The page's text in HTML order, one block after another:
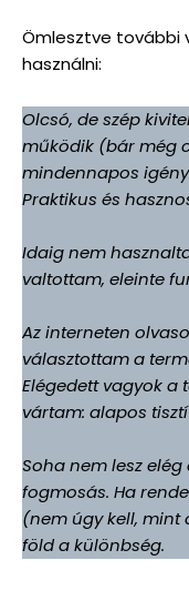
Ömlesztve további
használni:
Olcsó, de szép
működik (bár még
mindennapos
Praktikus és
Idaig nem
valtottam, eleinte
Az interneten
választottam a
Elégedett vagyok a
vártam: alapos
Soha nem lesz
fogmosás. Ha
(nem úgy kell, mint
föld a különbség.